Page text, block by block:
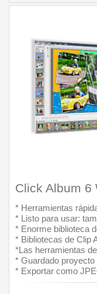
Click Album 6
* Herramientas
* Listo para usar:
* Enorme biblioteca
* Bibliotecas de Clip
*Las herramientas
* Guardado
* Exportar como